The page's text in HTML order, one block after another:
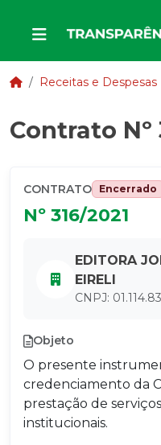
Receitas e Despesas
Contrato Nº
CONTRATO Encerrado
Nº 316/2021
EDITORA
EIRELI
CNPJ:
Objeto
O presente
credenciamento da
prestação de
institucionais.